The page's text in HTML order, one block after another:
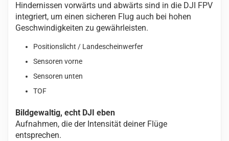
Hindernissen vorwärts und abwärts sind in die DJI FPV
integriert, um einen sicheren Flug auch bei hohen
Geschwindigkeiten zu gewährleisten.
Positionslicht / Landescheinwerfer
Sensoren vorne
Sensoren unten
TOF
Bildgewaltig, echt DJI eben
Aufnahmen, die der Intensität deiner Flüge
entsprechen.